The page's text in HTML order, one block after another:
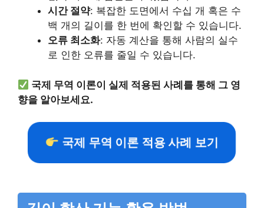
시간 절약: 복잡한 도면에서 수십 개 혹은 수
백 개의 길이를 한 번에 확인할 수 있습니다.
오류 최소화: 자동 계산을 통해 사람의 실수
로 인한 오류를 줄일 수 있습니다.
국제 무역 이론이 실제 적용된 사례를 통해 그 영
향을 알아보세요.
국제 무역 이론 적용 사례 보기